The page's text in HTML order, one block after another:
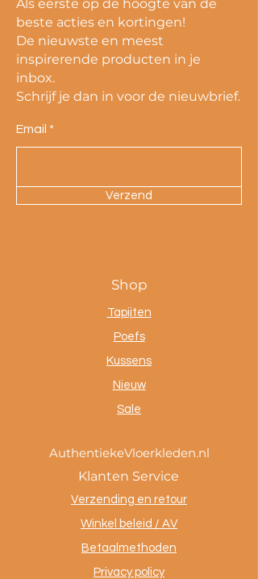
Als eerste op de hoogte van de
beste acties en kortingen!
De nieuwste en meest
inspirerende producten in je
inbox.
Schrijf je dan in voor de nieuwbrief.
Email
Verzend
Shop
Tapijten
Poefs
Kussens
Nieuw
Sale
AuthentiekeVloerkleden.nl
Klanten Service
Verzending en retour
Winkel beleid / AV
Betaalmethoden
Privacy policy